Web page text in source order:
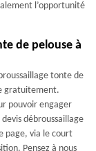
l’opportunité
de pelouse à
tonte de
gratuitement.
pouvoir engager
débroussaillage
page, via le court
Pensez à nous